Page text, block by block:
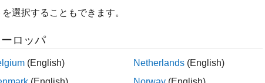
選択することもできます。
ロッパ
(English)
Netherlands (English)